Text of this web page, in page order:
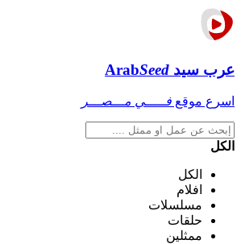
عرب سيد ArabSeed
اسرع موقع فـــــي مـــصـــر
الكل
الكل
افلام
مسلسلات
حلقات
ممثلين